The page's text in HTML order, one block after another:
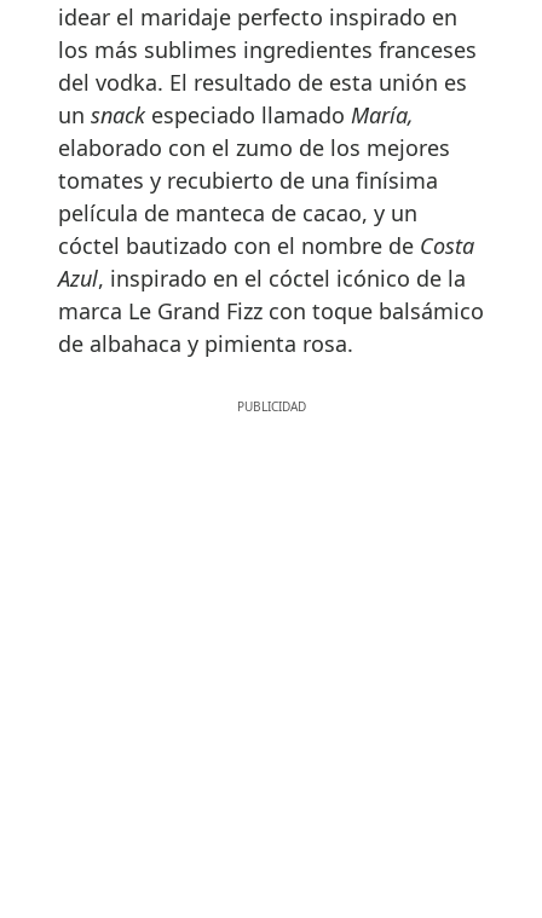
idear el maridaje perfecto inspirado en
los más sublimes ingredientes franceses
del vodka. El resultado de esta unión es
un snack especiado llamado María,
elaborado con el zumo de los mejores
tomates y recubierto de una finísima
película de manteca de cacao, y un
cóctel bautizado con el nombre de Costa
Azul, inspirado en el cóctel icónico de la
marca Le Grand Fizz con toque balsámico
de albahaca y pimienta rosa.